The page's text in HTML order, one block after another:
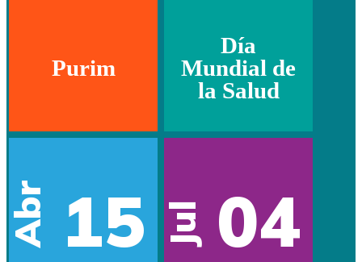
Purim
Día
Mundial de
la Salud
Abr 15 Jul 04